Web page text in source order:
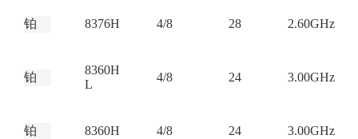
铂 8376H 4/8 28 2.60GHz
铂
8360H
L
4/8 24 3.00GHz
铂 8360H 4/8 24 3.00GHz